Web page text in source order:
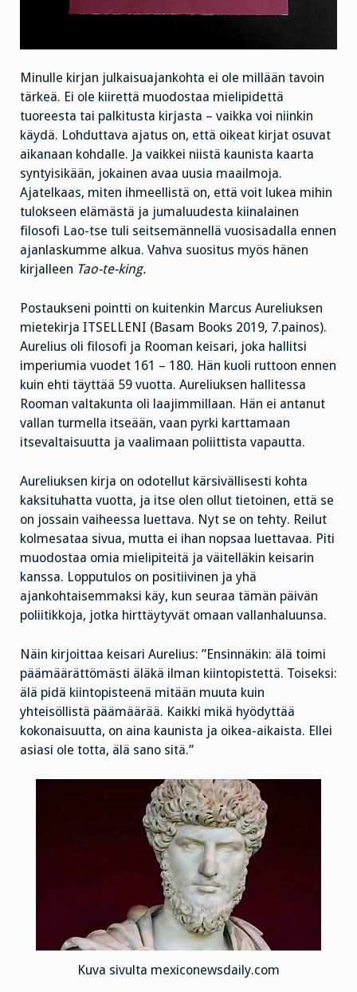
Minulle kirjan julkaisuajankohta ei ole millään tavoin
tärkeä. Ei ole kiirettä muodostaa mielipidettä
tuoreesta tai palkitusta kirjasta – vaikka voi niinkin
käydä. Lohduttava ajatus on, että oikeat kirjat osuvat
aikanaan kohdalle. Ja vaikkei niistä kaunista kaarta
syntyisikään, jokainen avaa uusia maailmoja.
Ajatelkaas, miten ihmeellistä on, että voit lukea mihin
tulokseen elämästä ja jumaluudesta kiinalainen
filosofi Lao-tse tuli seitsemännellä vuosisadalla ennen
ajanlaskumme alkua. Vahva suositus myös hänen
kirjalleen Tao-te-king.
Postaukseni pointti on kuitenkin Marcus Aureliuksen
mietekirja ITSELLENI (Basam Books 2019, 7.painos).
Aurelius oli filosofi ja Rooman keisari, joka hallitsi
imperiumia vuodet 161 – 180. Hän kuoli ruttoon ennen
kuin ehti täyttää 59 vuotta. Aureliuksen hallitessa
Rooman valtakunta oli laajimmillaan. Hän ei antanut
vallan turmella itseään, vaan pyrki karttamaan
itsevaltaisuutta ja vaalimaan poliittista vapautta.
Aureliuksen kirja on odotellut kärsivällisesti kohta
kaksituhatta vuotta, ja itse olen ollut tietoinen, että se
on jossain vaiheessa luettava. Nyt se on tehty. Reilut
kolmesataa sivua, mutta ei ihan nopsaa luettavaa. Piti
muodostaa omia mielipiteitä ja väitelläkin keisarin
kanssa. Lopputulos on positiivinen ja yhä
ajankohtaisemmaksi käy, kun seuraa tämän päivän
poliitikkoja, jotka hirttäytyvät omaan vallanhaluunsa.
Näin kirjoittaa keisari Aurelius: ”Ensinnäkin: älä toimi
päämäärättömästi äläkä ilman kiintopistettä. Toiseksi:
älä pidä kiintopisteenä mitään muuta kuin
yhteisöllistä päämäärää. Kaikki mikä hyödyttää
kokonaisuutta, on aina kaunista ja oikea-aikaista. Ellei
asiasi ole totta, älä sano sitä.”
Kuva sivulta mexiconewsdaily.com